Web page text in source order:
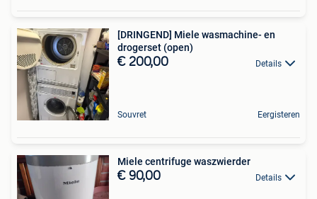
[DRINGEND] Miele wasmachine- en
drogerset (open)
€ 200,00 Details
Souvret Eergisteren
Miele centrifuge waszwierder
€ 90,00 Details